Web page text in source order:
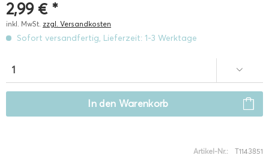
2,99 € *
inkl. MwSt. zzgl. Versandkosten
Sofort versandfertig, Lieferzeit: 1-3 Werktage
In den Warenkorb
Artikel-Nr.:
T1143851